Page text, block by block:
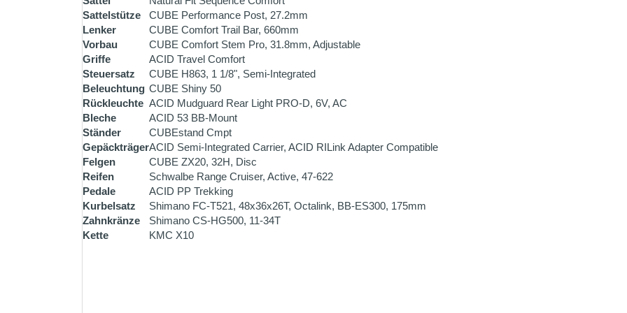
Sattelstütze
CUBE Performance Post, 27.2mm
Lenker
CUBE Comfort Trail Bar, 660mm
Vorbau
CUBE Comfort Stem Pro, 31.8mm, Adjustable
Griffe
ACID Travel Comfort
Steuersatz
CUBE H863, 1 1/8", Semi-Integrated
Beleuchtung CUBE Shiny 50
Rückleuchte ACID Mudguard Rear Light PRO-D, 6V, AC
Bleche
ACID 53 BB-Mount
Ständer
CUBEstand Cmpt
GepäckträgerACID Semi-Integrated Carrier, ACID RILink Adapter Compatible
Felgen
CUBE ZX20, 32H, Disc
Reifen
Schwalbe Range Cruiser, Active, 47-622
Pedale
ACID PP Trekking
Kurbelsatz
Shimano FC-T521, 48x36x26T, Octalink, BB-ES300, 175mm
Zahnkränze
Shimano CS-HG500, 11-34T
Kette
KMC X10